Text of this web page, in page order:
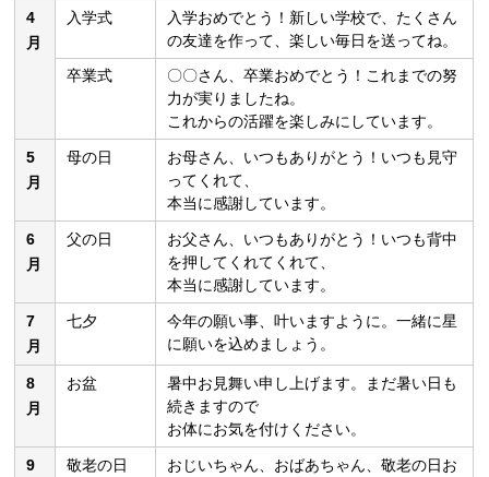
4
月
入学式
入学おめでとう！新しい学校で、たくさん
の友達を作って、楽しい毎日を送ってね。
卒業式
〇〇さん、卒業おめでとう！これまでの努
力が実りましたね。
これからの活躍を楽しみにしています。
5
月
母の日
お母さん、いつもありがとう！いつも見守
ってくれて、
本当に感謝しています。
6
月
父の日
お父さん、いつもありがとう！いつも背中
を押してくれてくれて、
本当に感謝しています。
7
月
七夕
今年の願い事、叶いますように。一緒に星
に願いを込めましょう。
8
月
お盆
暑中お見舞い申し上げます。まだ暑い日も
続きますので
お体にお気を付けください。
9
敬老の日
おじいちゃん、おばあちゃん、敬老の日お